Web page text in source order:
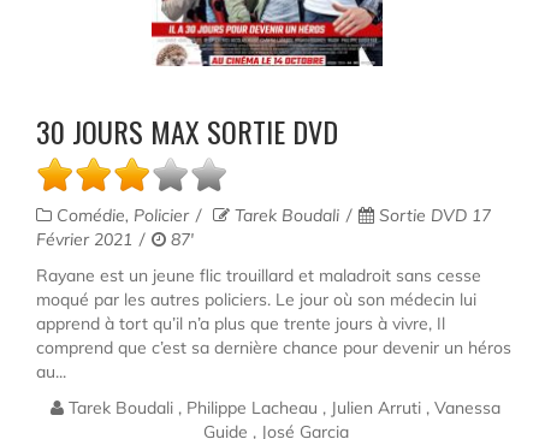
30 JOURS MAX SORTIE DVD
Comédie, Policier Tarek Boudali
Sortie DVD 17
Février 2021
87'
Rayane est un jeune flic trouillard et maladroit sans cesse
moqué par les autres policiers. Le jour où son médecin lui
apprend à tort qu’il n’a plus que trente jours à vivre, Il
comprend que c’est sa dernière chance pour devenir un héros
au...
Tarek Boudali , Philippe Lacheau , Julien Arruti , Vanessa
Guide , José Garcia